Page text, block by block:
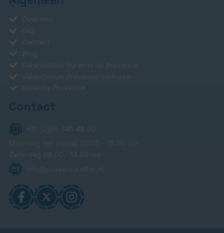
Over ons
FAQ
Contact
Blog
Vakantiehuis huren in de Provence
Vakantiehuis Provence verhuren
Vakantie Provence
Contact
+31 (0)85 345 45 00
Maandag tot vrijdag 09.00 - 18.00 uur
Zaterdag 09.00 - 14.00 uur
info@provencevillas.nl